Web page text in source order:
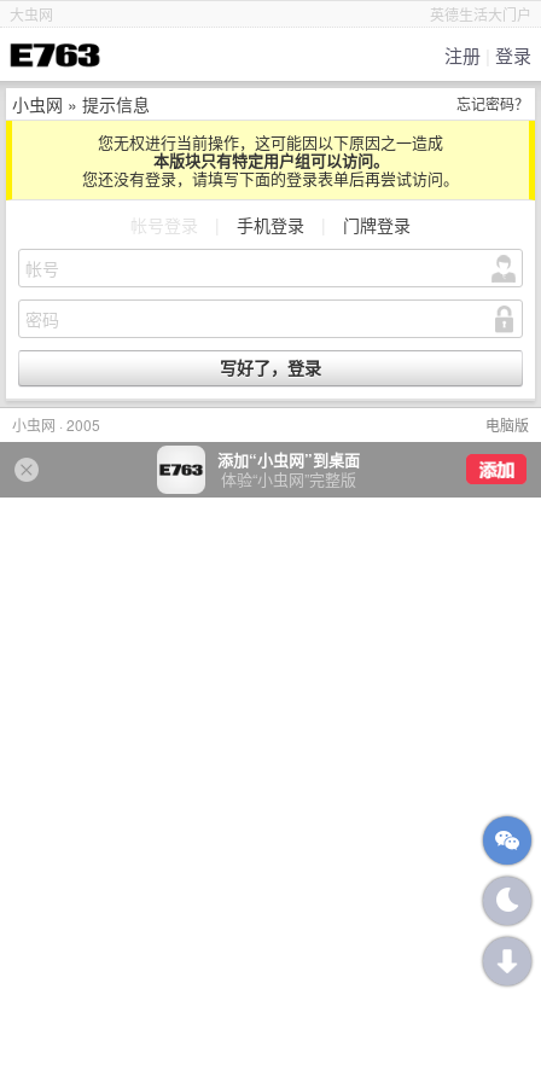
英德生活大门户
大虫网
注册 登录
忘记密码？
小虫网 » 提示信息
您无权进行当前操作，这可能因以下原因之一造成
本版块只有特定用户组可以访问。
您还没有登录，请填写下面的登录表单后再尝试访问。
帐号登录 手机登录 门牌登录
电脑版
小虫网 · 2005
添加“小虫网”到桌面
体验“小虫网”完整版